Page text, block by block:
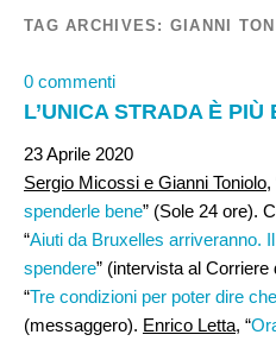
TAG ARCHIVES: GIANNI
0 commenti
L’UNICA STRADA È PIÙ
23 Aprile 2020
Sergio Micossi e Gianni Toniolo,
spenderle bene” (Sole 24 ore).
“Aiuti da Bruxelles arriveranno.
spendere” (intervista al Corriere
“Tre condizioni per poter dire
(messaggero). Enrico Letta, “